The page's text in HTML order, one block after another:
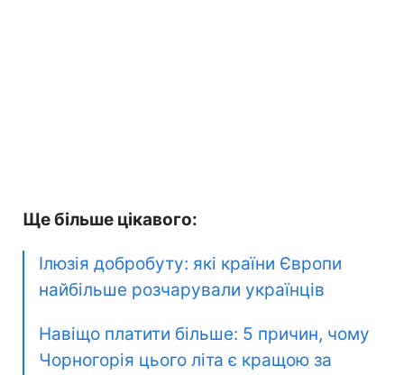
Ще більше цікавого:
Ілюзія добробуту: які країни Європи
найбільше розчарували українців
Навіщо платити більше: 5 причин, чому
Чорногорія цього літа є кращою за